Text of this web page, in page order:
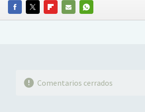
FACEBOOKTWITTERFLIPBOARD
E-
WHATSAPP
Comentarios cerrados